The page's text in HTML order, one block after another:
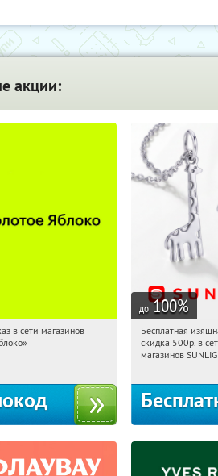
акции:
Получи первым!
в сети магазинов
до 100%
11:06:05
Россия
Бесплатная
скидка 500р. в
магазинов